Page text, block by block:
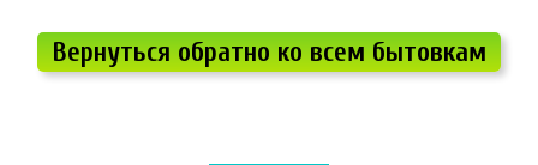
Вернуться обратно ко всем бытовкам